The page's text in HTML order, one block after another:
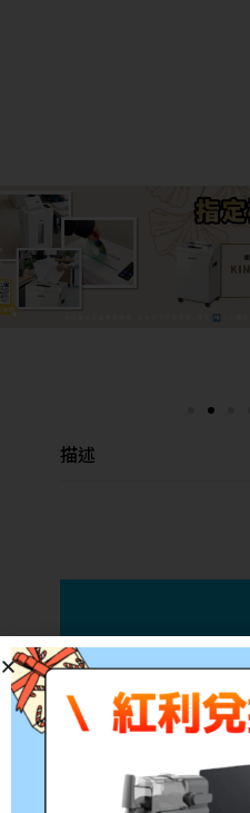
描述
產品料號:CE740A
參考印量:7,000張